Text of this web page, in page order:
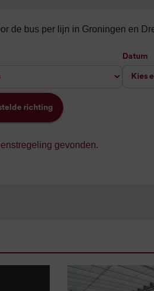
de bus per lijn in Groningen en
Datum
richting
gevonden.